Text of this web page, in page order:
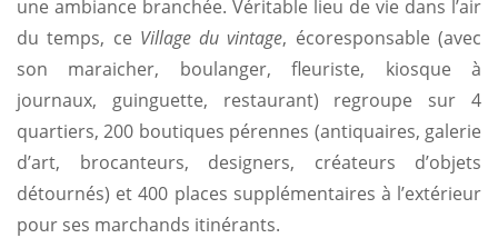
une ambiance branchée. Véritable lieu de vie dans l’air
du temps, ce Village du vintage, écoresponsable (avec
son maraicher, boulanger, fleuriste, kiosque à
journaux, guinguette, restaurant) regroupe sur 4
quartiers, 200 boutiques pérennes (antiquaires, galerie
d’art, brocanteurs, designers, créateurs d’objets
détournés) et 400 places supplémentaires à l’extérieur
pour ses marchands itinérants.